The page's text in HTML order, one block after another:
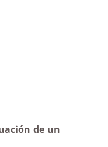
de un